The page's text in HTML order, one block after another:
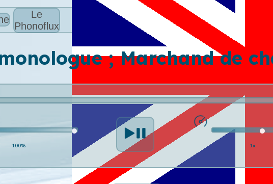
Le
Phonoflux
; Marchand de
100% 1x